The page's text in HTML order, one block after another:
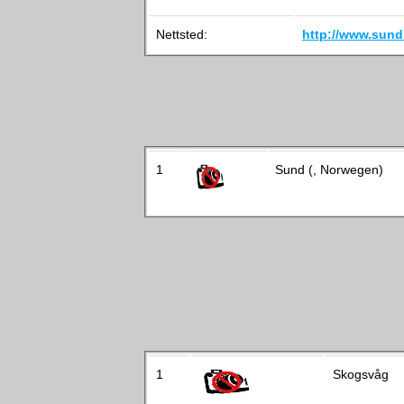
Nettsted: http://
1 Sund (, Norwegen)
1 Skogsvåg